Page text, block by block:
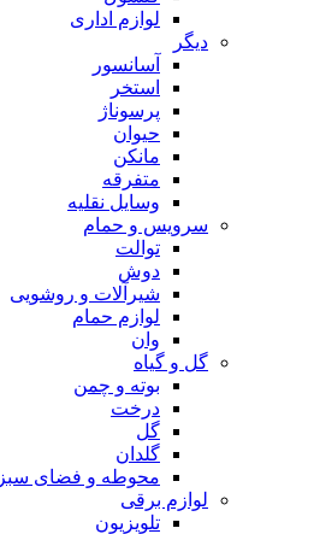
لوازم اداری
دیگر
آسانسور
استخر
پرسوناژ
حیوان
مانکن
متفرقه
وسایل نقلیه
سرویس و حمام
توالت
دوش
شیرآلات و روشویی
لوازم حمام
وان
گل و گیاه
بوته و چمن
درخت
گل
گلدان
محوطه و فضای سبز
لوازم برقی
تلویزیون